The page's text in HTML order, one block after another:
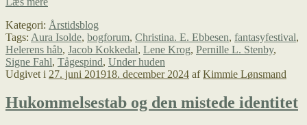
bogmesser
i
efteråret
2019
Kategori: Årstidsblog
Tags: Aura Isolde, bogforum, Christina. E. Ebbesen, fantasyfestival,
Helerens håb, Jacob Kokkedal, Lene Krog, Pernille L. Stenby,
Signe Fahl, Tågespind, Under huden
Udgivet i 27. juni 201918. december 2024 afKimmie Lønsmand
Hukommelsestab og den mistede identitet